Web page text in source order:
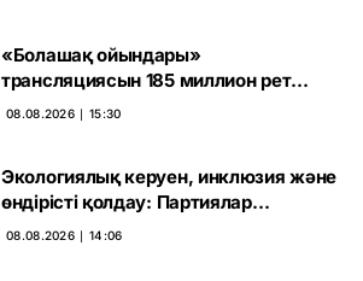
«Болашақ ойындары»
трансляциясын 185 миллион рет
көрген
08.08.2026 ∣ 15:30
Экологиялық керуен, инклюзия және
өндірісті қолдау: Партиялар
өңірлерде қандай мәселе көтерді
08.08.2026 ∣ 14:06